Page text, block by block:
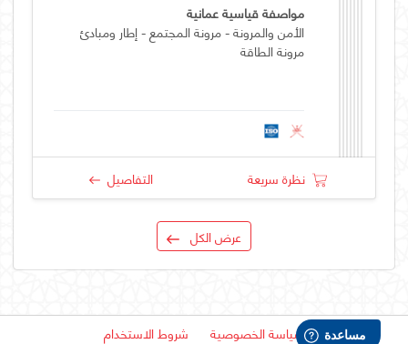
مواصفة قياسية عمانية
الأمن والمرونة - مرونة المجتمع - إطار ومبادئ
مرونة الطاقة
نظرة سريعة التفاصيل
عرض الكل
سياسة الخصوصية شروط الاستخدام